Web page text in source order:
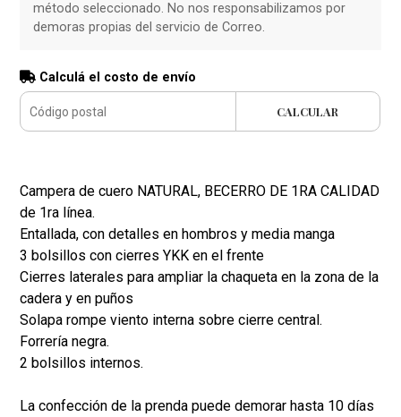
método seleccionado. No nos responsabilizamos por
demoras propias del servicio de Correo.
Calculá el costo de envío
CALCULAR
Campera de cuero NATURAL, BECERRO DE 1RA CALIDAD
de 1ra línea.
Entallada, con detalles en hombros y media manga
3 bolsillos con cierres YKK en el frente
Cierres laterales para ampliar la chaqueta en la zona de la
cadera y en puños
Solapa rompe viento interna sobre cierre central.
Forrería negra.
2 bolsillos internos.
La confección de la prenda puede demorar hasta 10 días